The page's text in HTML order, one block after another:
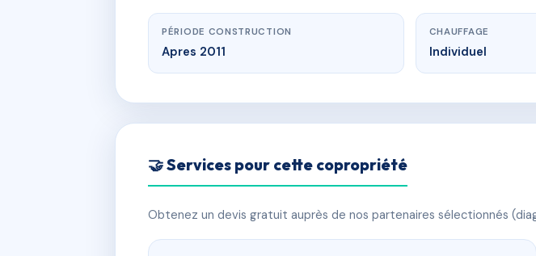
PÉRIODE CONSTRUCTION
Apres 2011
CHAUFFAGE
Individuel
🤝 Services pour cette copropriété
Obtenez un devis gratuit auprès de nos partenaires sélectionnés